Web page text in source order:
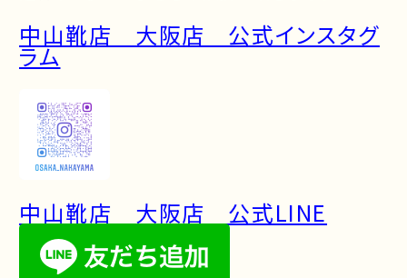
中山靴店 大阪店 公式インスタグ
ラム
中山靴店 大阪店 公式LINE